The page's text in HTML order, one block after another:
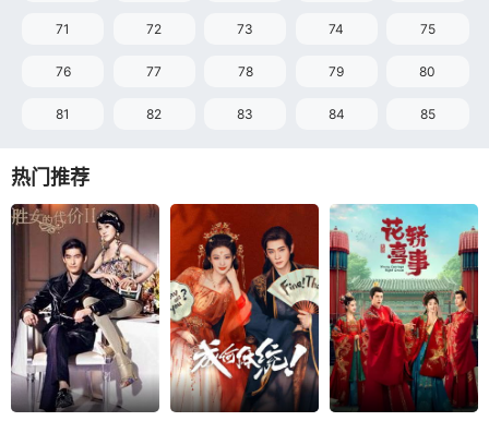
71 72 73 74 75
76 77 78 79 80
81 82 83 84 85
热门推荐